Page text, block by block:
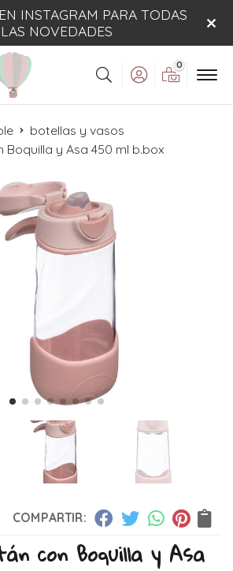
INSTAGRAM PARA TODAS
LAS NOVEDADES
Buscar
0
botellas y vasos
Boquilla y Asa 450 ml b.box
COMPARTIR:
con Boquilla y Asa